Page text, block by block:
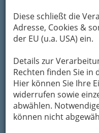
Diese schließt die
Adresse, Cookies &
der EU (u.a. USA) ein.
Details zur
Rechten finden Sie in
Hier können Sie Ihre
widerrufen sowie
abwählen.
können nicht
Karte anzeigen
bewahren ,
Übermittlung
Formular. Ihre
Absenden
Unternehmen GADY